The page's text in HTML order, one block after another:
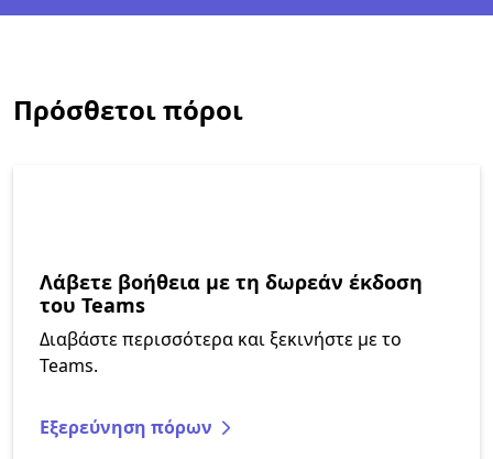
Πρόσθετοι πόροι
Λάβετε βοήθεια με τη δωρεάν έκδοση
του Teams
Διαβάστε περισσότερα και ξεκινήστε με το
Teams.
Εξερεύνηση πόρων